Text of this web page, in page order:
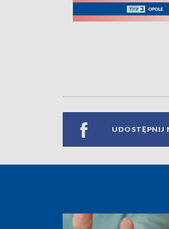
UDOSTĘPNIJ